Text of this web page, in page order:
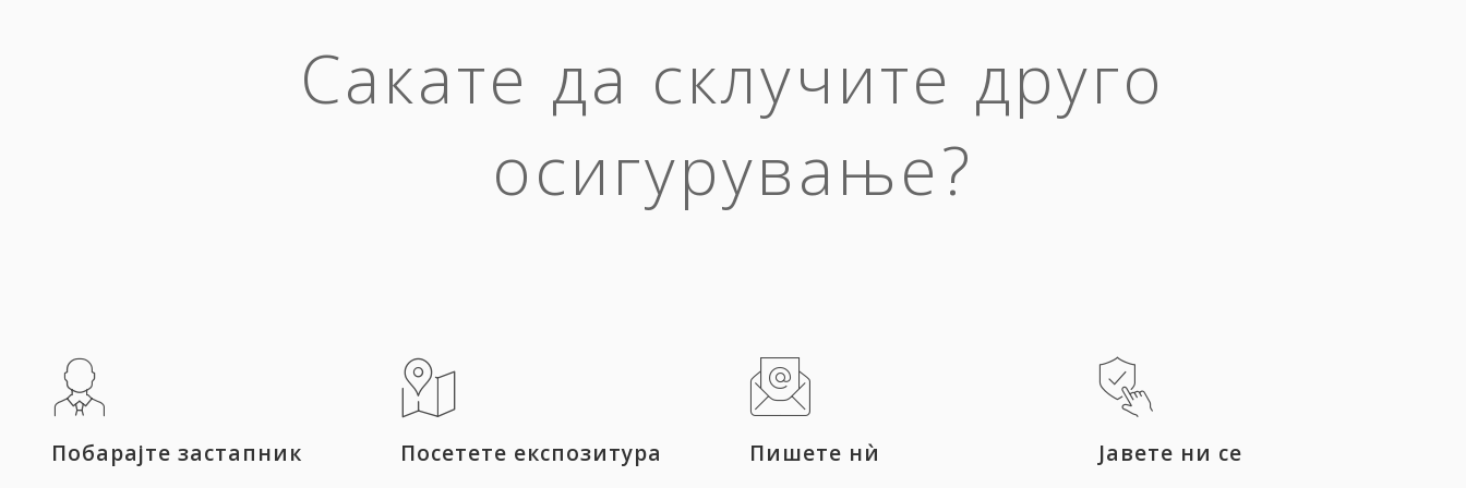
Сакате да склучите друго
осигурување?
Побарајте застапник Посетете експозитура Пишете нѝ Јавете ни се